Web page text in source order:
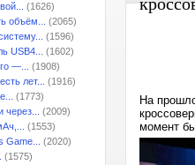
(1626)
объём...
(2065)
(1596)
USB4...
(1602)
—...
(1908)
лет...
(1916)
(1773)
(2009)
(1553)
Game...
(2020)
(1575)
На
момент